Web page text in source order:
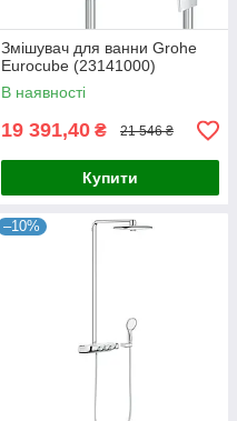
Змішувач для ванни Grohe
Eurocube (23141000)
В наявності
19 391,40 ₴ 21 546 ₴
Купити
–10%